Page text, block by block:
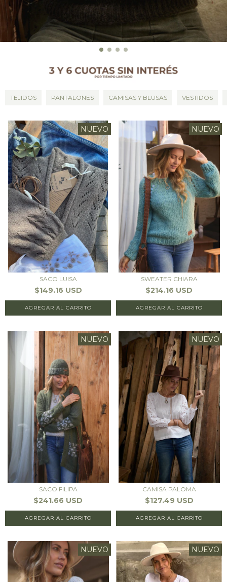
TEJIDOS PANTALONES CAMISAS Y BLUSAS VESTIDOS
NUEVO
SACO LUISA
$149.16 USD
AGREGAR AL CARRITO
NUEVO
SWEATER CHIARA
$214.16 USD
AGREGAR AL CARRITO
NUEVO
SACO FILIPA
$241.66 USD
AGREGAR AL CARRITO
NUEVO
CAMISA PALOMA
$127.49 USD
AGREGAR AL CARRITO
NUEVO NUEVO